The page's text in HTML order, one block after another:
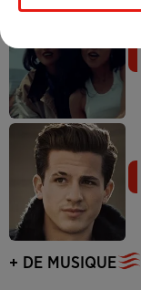
+ DE MUSIQUE